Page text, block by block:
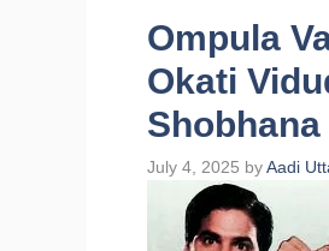
Ompula
Okati
Shobhana
July 4, 2025 byAadi